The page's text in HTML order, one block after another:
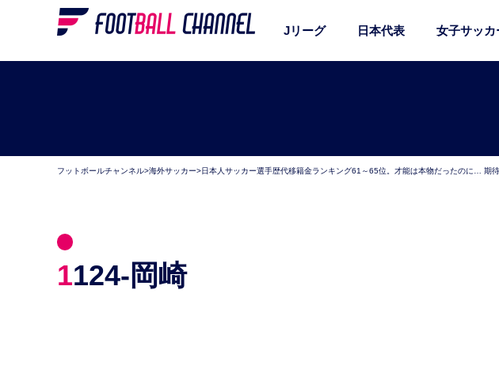
Jリーグ 日本代表 女子サッカ
フットボールチャンネル>海外サッカー>日本人サッカー選手歴代移籍金ランキング61～65位。才能は本物だったのに… 期
1124-岡崎